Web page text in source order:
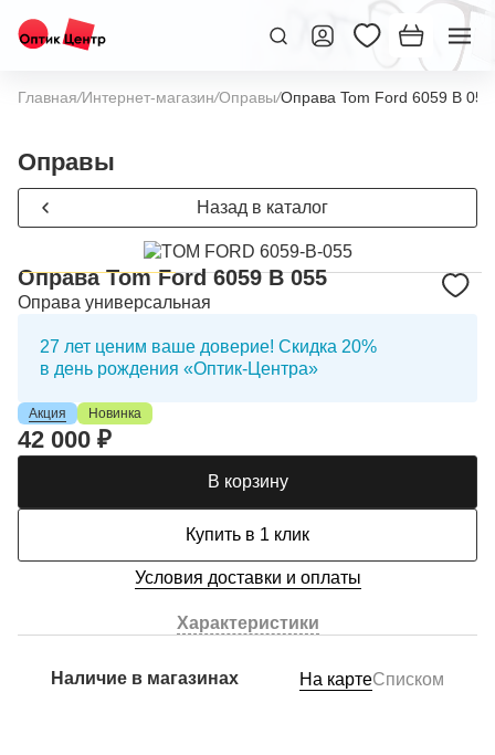
Главная/Интернет-магазин/Оправы/Оправа Tom Ford 6059 B 055
Оправы
Назад в каталог
Оправа Tom Ford 6059 B 055
Оправа универсальная
27 лет ценим ваше доверие! Скидка 20%
в день рождения «Оптик-Центра»
Акция Новинка
42 000 ₽
В корзину
Купить в 1 клик
Условия доставки и оплаты
Характеристики
Наличие в магазинах На картеСписком